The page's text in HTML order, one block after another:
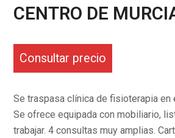
CENTRO DE
Consultar precio
Se traspasa clínica de fisioterapia en
Se ofrece equipada con mobiliario,
trabajar. 4 consultas muy amplias.